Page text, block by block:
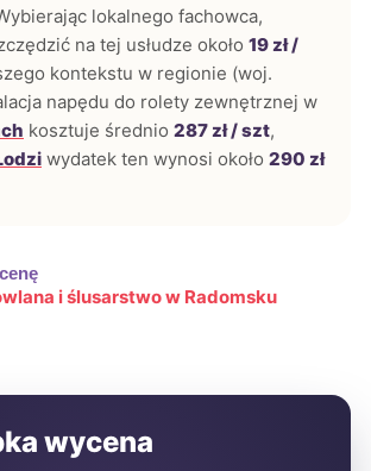
lokalnego fachowca,
na tej usłudze około 19 zł /
kontekstu w regionie (woj.
napędu do rolety zewnętrznej w
kosztuje średnio 287 zł / szt,
wydatek ten wynosi około 290 zł
i ślusarstwo w Radomsku
wycena